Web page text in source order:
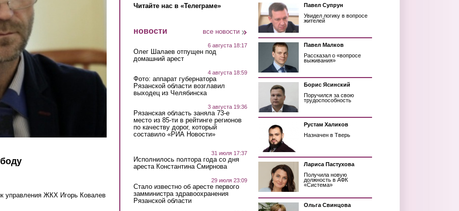
управления ЖКХ Игорь Ковалев
Читайте нас в «Телеграме»
новости все новости
6 августа 18:17
Олег Шалаев отпущен под
домашний арест
4 августа 18:59
Фото: аппарат губернатора
Рязанской области возглавил
выходец из Челябинска
3 августа 19:36
Рязанская область заняла 73-е
место из 85-ти в рейтинге регионов
по качеству дорог, который
составило «РИА Новости»
31 июля 17:37
Исполнилось полтора года со дня
ареста Константина Смирнова
29 июля 23:09
Стало известно об аресте первого
замминистра здравоохранения
Рязанской области
Павел Супрун
Увидел логику в вопросе
жителей
Павел Малков
Рассказал о «вопросе
выживания»
Борис Ясинский
Поручился за свою
трудоспособность
Рустам Халиков
Назначен в Тверь
Лариса Пастухова
Получила новую
должность в АФК
«Система»
Ольга Свинцова